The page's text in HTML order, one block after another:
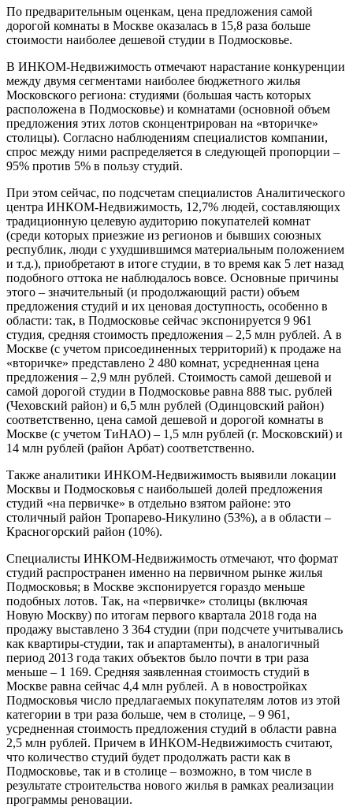
По предварительным оценкам, цена предложения самой
дорогой комнаты в Москве оказалась в 15,8 раза больше
стоимости наиболее дешевой студии в Подмосковье.
В ИНКОМ-Недвижимость отмечают нарастание конкуренции
между двумя сегментами наиболее бюджетного жилья
Московского региона: студиями (большая часть которых
расположена в Подмосковье) и комнатами (основной объем
предложения этих лотов сконцентрирован на «вторичке»
столицы). Согласно наблюдениям специалистов компании,
спрос между ними распределяется в следующей пропорции –
95% против 5% в пользу студий.
При этом сейчас, по подсчетам специалистов Аналитического
центра ИНКОМ-Недвижимость, 12,7% людей, составляющих
традиционную целевую аудиторию покупателей комнат
(среди которых приезжие из регионов и бывших союзных
республик, люди с ухудшившимся материальным положением
и т.д.), приобретают в итоге студии, в то время как 5 лет назад
подобного оттока не наблюдалось вовсе. Основные причины
этого – значительный (и продолжающий расти) объем
предложения студий и их ценовая доступность, особенно в
области: так, в Подмосковье сейчас экспонируется 9 961
студия, средняя стоимость предложения – 2,5 млн рублей. А в
Москве (с учетом присоединенных территорий) к продаже на
«вторичке» представлено 2 480 комнат, усредненная цена
предложения – 2,9 млн рублей. Стоимость самой дешевой и
самой дорогой студии в Подмосковье равна 888 тыс. рублей
(Чеховский район) и 6,5 млн рублей (Одинцовский район)
соответственно, цена самой дешевой и дорогой комнаты в
Москве (с учетом ТиНАО) – 1,5 млн рублей (г. Московский) и
14 млн рублей (район Арбат) соответственно.
Также аналитики ИНКОМ-Недвижимость выявили локации
Москвы и Подмосковья с наибольшей долей предложения
студий «на первичке» в отдельно взятом районе: это
столичный район Тропарево-Никулино (53%), а в области –
Красногорский район (10%).
Специалисты ИНКОМ-Недвижимость отмечают, что формат
студий распространен именно на первичном рынке жилья
Подмосковья; в Москве экспонируется гораздо меньше
подобных лотов. Так, на «первичке» столицы (включая
Новую Москву) по итогам первого квартала 2018 года на
продажу выставлено 3 364 студии (при подсчете учитывались
как квартиры-студии, так и апартаменты), в аналогичный
период 2013 года таких объектов было почти в три раза
меньше – 1 169. Средняя заявленная стоимость студий в
Москве равна сейчас 4,4 млн рублей. А в новостройках
Подмосковья число предлагаемых покупателям лотов из этой
категории в три раза больше, чем в столице, – 9 961,
усредненная стоимость предложения студий в области равна
2,5 млн рублей. Причем в ИНКОМ-Недвижимость считают,
что количество студий будет продолжать расти как в
Подмосковье, так и в столице – возможно, в том числе в
результате строительства нового жилья в рамках реализации
программы реновации.